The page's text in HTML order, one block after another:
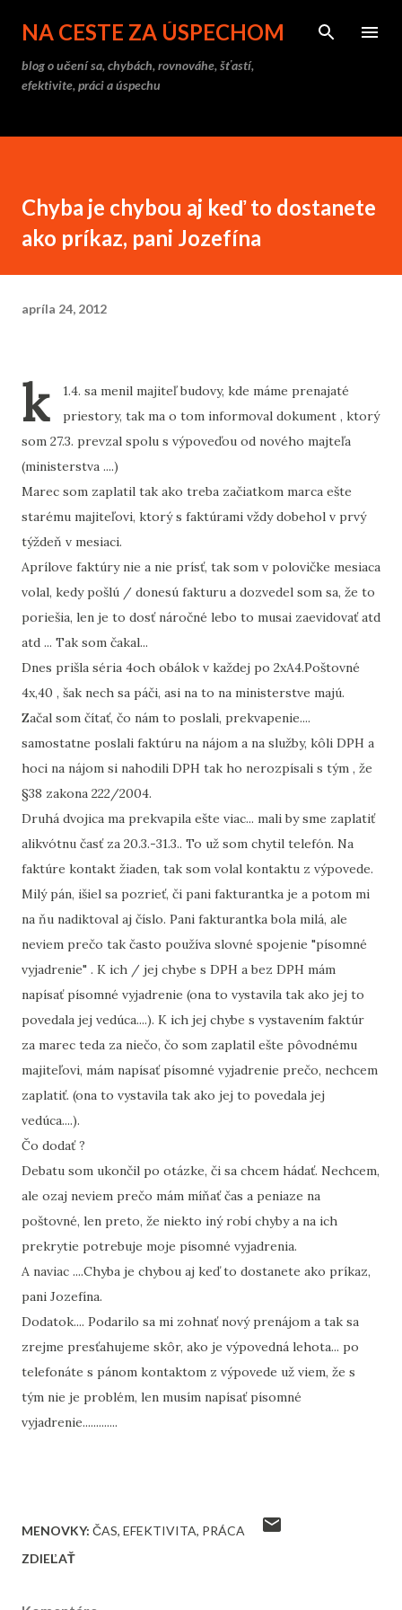
Preskočiť na hlavný obsah
NA CESTE ZA ÚSPECHOM
blog o učení sa, chybách, rovnováhe, šťastí,
efektivite, práci a úspechu
Chyba je chybou aj keď to dostanete
ako príkaz, pani Jozefína
apríla 24, 2012
k
1.4. sa menil majiteľ budovy, kde máme prenajaté
priestory, tak ma o tom informoval dokument , ktorý
som 27.3. prevzal spolu s výpoveďou od nového majteľa
(ministerstva ....)
Marec som zaplatil tak ako treba začiatkom marca ešte
starému majiteľovi, ktorý s faktúrami vždy dobehol v prvý
týždeň v mesiaci.
Aprílove faktúry nie a nie prísť, tak som v polovičke mesiaca
volal, kedy pošlú / donesú fakturu a dozvedel som sa, že to
poriešia, len je to dosť náročné lebo to musai zaevidovať atd
atd ... Tak som čakal...
Dnes prišla séria 4och obálok v každej po 2xA4.Poštovné
4x,40 , šak nech sa páči, asi na to na ministerstve majú.
Začal som čítať, čo nám to poslali, prekvapenie....
samostatne poslali faktúru na nájom a na služby, kôli DPH a
hoci na nájom si nahodili DPH tak ho nerozpísali s tým , že
§38 zakona 222/2004.
Druhá dvojica ma prekvapila ešte viac... mali by sme zaplatiť
alikvótnu časť za 20.3.-31.3.. To už som chytil telefón. Na
faktúre kontakt žiaden, tak som volal kontaktu z výpovede.
Milý pán, išiel sa pozrieť, či pani fakturantka je a potom mi
na ňu nadiktoval aj číslo. Pani fakturantka bola milá, ale
neviem prečo tak často používa slovné spojenie "písomné
vyjadrenie" . K ich / jej chybe s DPH a bez DPH mám
napísať písomné vyjadrenie (ona to vystavila tak ako jej to
povedala jej vedúca....). K ich jej chybe s vystavením faktúr
za marec teda za niečo, čo som zaplatil ešte pôvodnému
majiteľovi, mám napísať písomné vyjadrenie prečo, nechcem
zaplatiť. (ona to vystavila tak ako jej to povedala jej
vedúca....).
Čo dodať ?
Debatu som ukončil po otázke, či sa chcem hádať. Nechcem,
ale ozaj neviem prečo mám míňať čas a peniaze na
poštovné, len preto, že niekto iný robí chyby a na ich
prekrytie potrebuje moje písomné vyjadrenia.
A naviac ....Chyba je chybou aj keď to dostanete ako príkaz,
pani Jozefína.
Dodatok.... Podarilo sa mi zohnať nový prenájom a tak sa
zrejme presťahujeme skôr, ako je výpovedná lehota... po
telefonáte s pánom kontaktom z výpovede už viem, že s
tým nie je problém, len musím napísať písomné
vyjadrenie.............
MENOVKY: ČAS EFEKTIVITA PRÁCA
ZDIEĽAŤ